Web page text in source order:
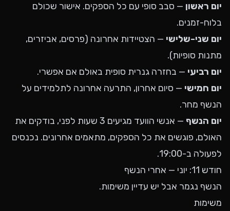
יום ראשון — סבב סופי עם כל הספקים. אישור שכולם
בלוח-זמנים.
יום שני-שלישי — הצטיידות אחרונה (פרסים, אביזרים,
מתנות סופיות).
יום רביעי — בחזרה גנרית סופית באולם אם אפשרי.
יום חמישי — סיום אחרון, התרעה אחרונה לתלמידים על
הנשף מחר.
יום הנשף
— אנשי הוועד מגיעים 3 שעות לפני, בודקים את
האולם, פוגשים את כל הספקים, מתאמים אחרונים. נכנסים
לפעולה ב-19:00.
חודש 11: יוני — אחרי הנשף
הנשף נגמר אבל יש עדיין משימות.
משימות